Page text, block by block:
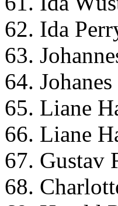
62. Ida
63.
64.
65. Liane
66. Liane
67. Gustav
68.